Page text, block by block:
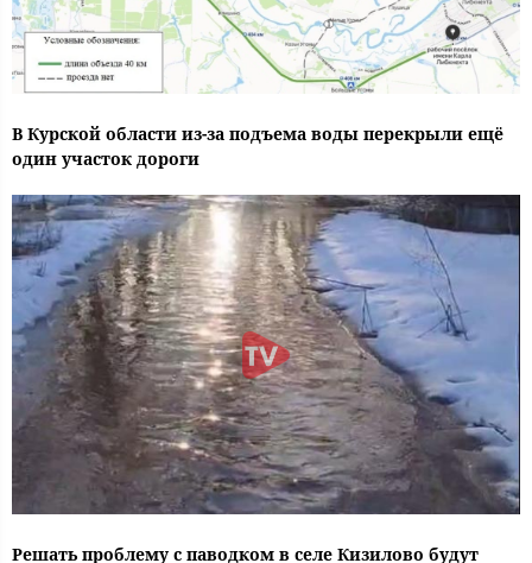
В Курской области из-за подъема воды перекрыли ещё
один участок дороги
Решать проблему с паводком в селе Кизилово будут